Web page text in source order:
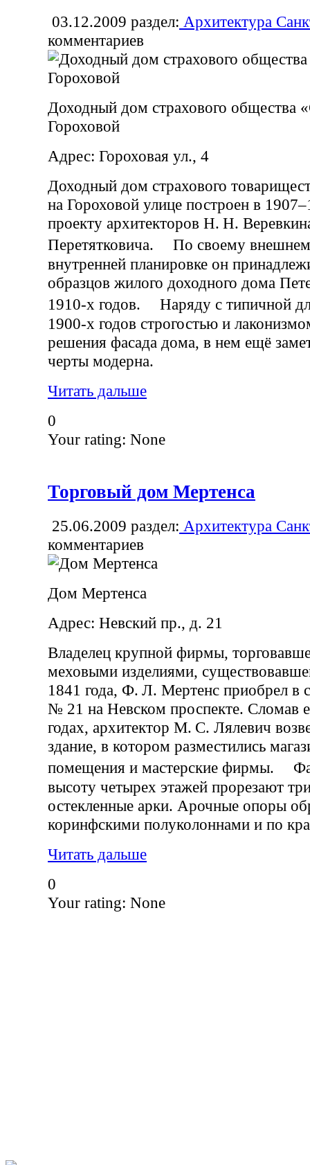
03.12.2009 раздел: Архитектура
комментариев
Доходный дом страхового общества
Гороховой
Адрес: Гороховая ул., 4
Доходный дом страхового
на Гороховой улице построен в
проекту архитекторов Н. Н.
Перетятковича. По своему
внутренней планировке он
образцов жилого доходного дома
1910-х годов. Наряду с типичной
1900-х годов строгостью и
решения фасада дома, в нем ещё
черты модерна.
Читать дальше
0
Your rating: None
Торговый дом Мертенса
25.06.2009 раздел: Архитектура
комментариев
Дом Мертенса
Адрес: Невский пр., д. 21
Владелец крупной фирмы,
меховыми изделиями,
1841 года, Ф. Л. Мертенс приобрел в
№ 21 на Невском проспекте. Сломав
годах, архитектор М. С. Лялевич
здание, в котором разместились
помещения и мастерские фирмы.
высоту четырех этажей прорезают
остекленные арки. Арочные опоры
коринфскими полуколоннами и по
Читать дальше
0
Your rating: None